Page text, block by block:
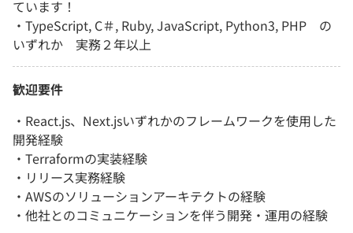
ています！
・TypeScript, C＃, Ruby, JavaScript, Python3, PHP の
いずれか 実務２年以上
歓迎要件
・React.js、Next.jsいずれかのフレームワークを使用した
開発経験
・Terraformの実装経験
・リリース実務経験
・AWSのソリューションアーキテクトの経験
・他社とのコミュニケーションを伴う開発・運用の経験